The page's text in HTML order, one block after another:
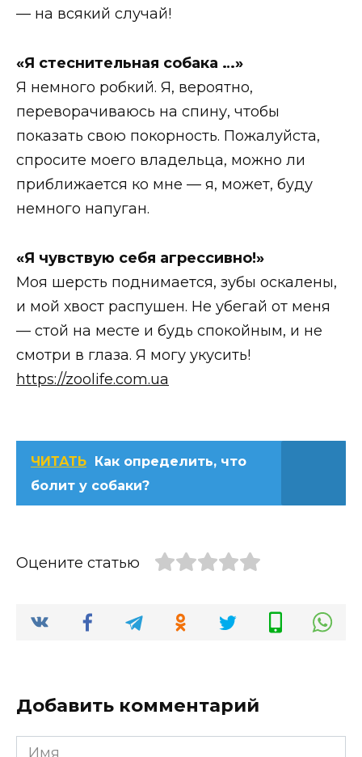
— на всякий случай!
«Я стеснительная собака …»
Я немного робкий. Я, вероятно,
переворачиваюсь на спину, чтобы
показать свою покорность. Пожалуйста,
спросите моего владельца, можно ли
приближается ко мне — я, может, буду
немного напуган.
«Я чувствую себя агрессивно!»
Моя шерсть поднимается, зубы оскалены,
и мой хвост распушен. Не убегай от меня
— стой на месте и будь спокойным, и не
смотри в глаза. Я могу укусить!
https://zoolife.com.ua
ЧИТАТЬ Как определить, что
болит у собаки?
Оцените статью
Добавить комментарий
Имя